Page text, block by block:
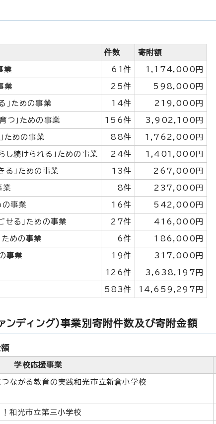
件数 寄附額
業 61件 1,174,000円
業 25件 598,000円
」ための事業 14件 219,000円
つ」ための事業 156件 3,902,100円
ための事業 88件 1,762,000円
し続けられる」ための事業 24件 1,401,000円
る」ための事業 13件 267,000円
業 8件 237,000円
の事業 16件 542,000円
せる」ための事業 27件 416,000円
ための事業 6件 186,000円
事業 19件 317,000円
126件 3,638,197円
583件 14,659,297円
ディング）事業別寄附件数及び寄附金額
学校応援事業
ながる教育の実践和光市立新倉小学校
！和光市立第三小学校